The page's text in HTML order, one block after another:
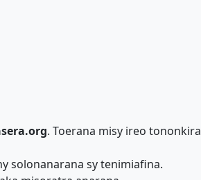
. Toerana misy ireo tononkira
solonanarana sy tenimiafina.